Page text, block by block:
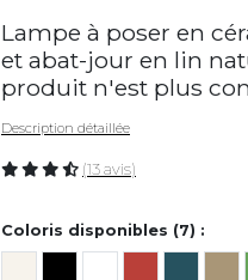
Lampe à poser en
et abat-jour en lin
produit n'est plus
Description détaillée
(13 avis)
Coloris disponibles (7) :